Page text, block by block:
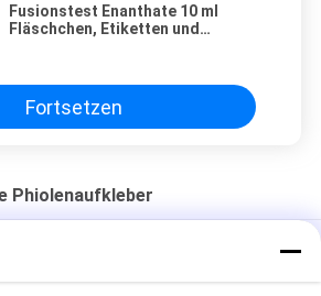
Fusionstest Enanthate 10 ml
Fläschchen, Etiketten und
Fortsetzen
Phiolenaufkleber
Etiketten